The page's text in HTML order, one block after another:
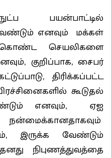
பயன்பாட்டில்
எனவும் மக்கள்
செயலிகளை
குறிப்பாக, சைபர்
திரிக்கப்பட்ட
கூடுதல்
எனவும், ஏஐ
இருக்க வேண்டும்
நிபுணத்துவத்தை